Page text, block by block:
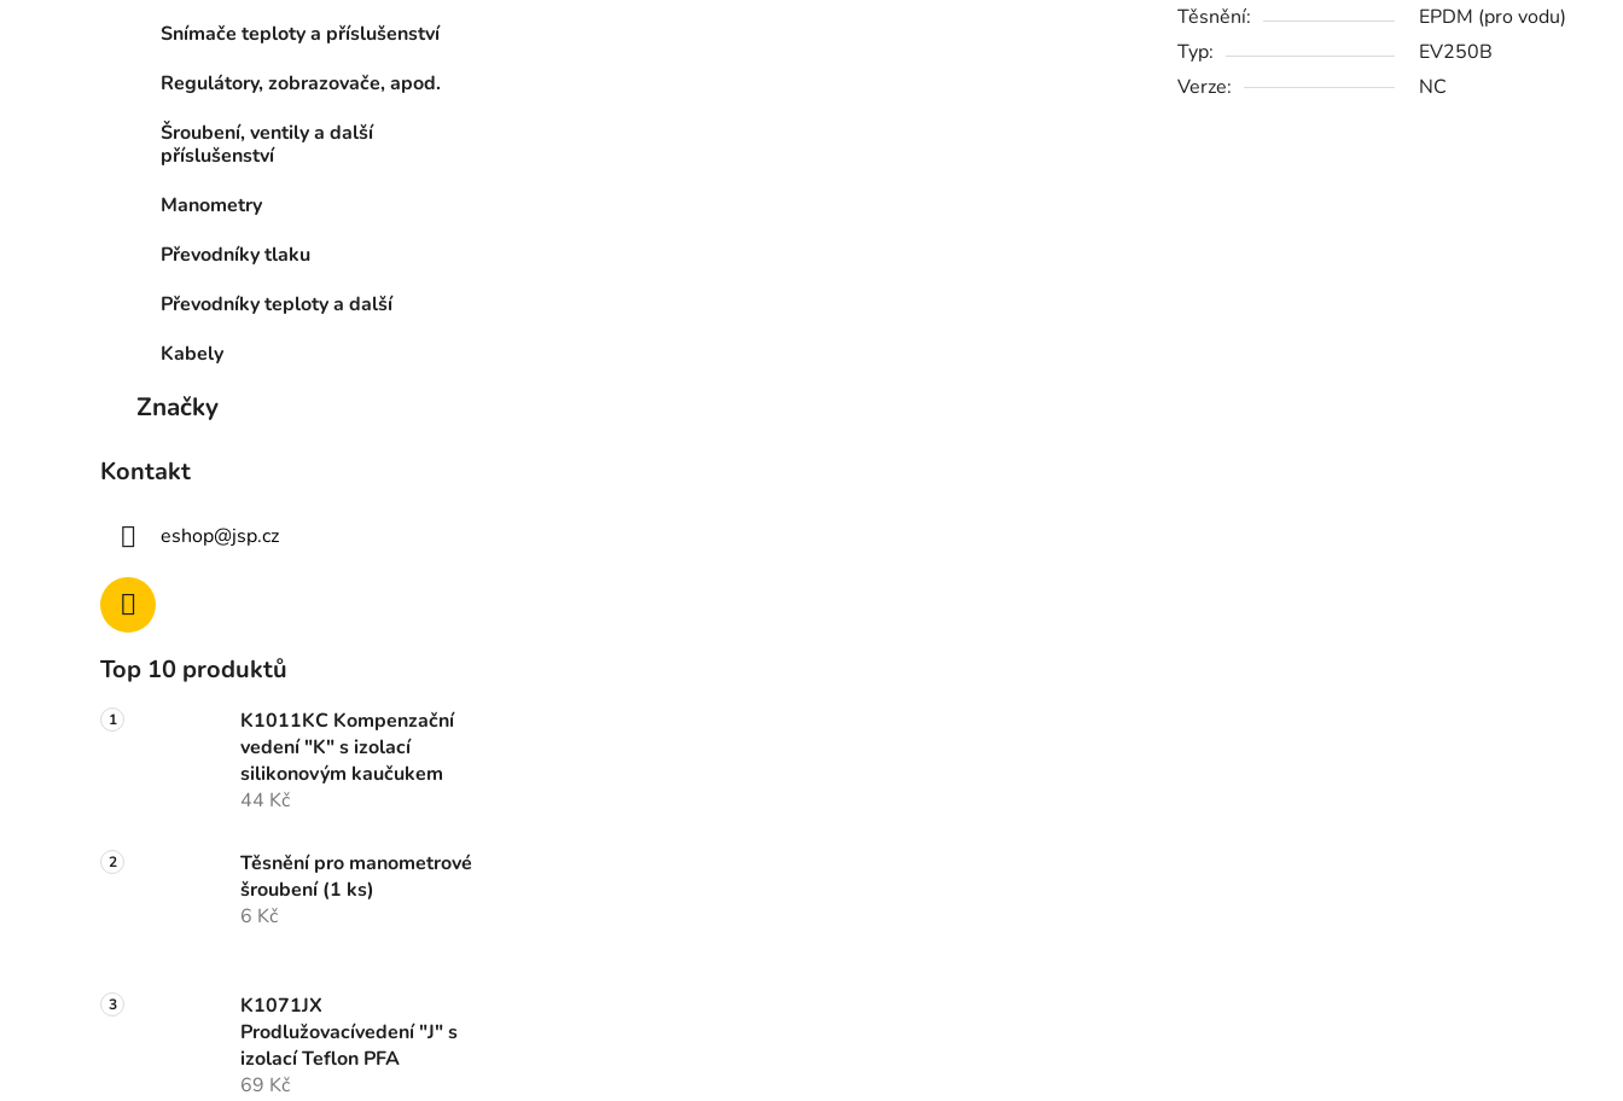
Snímače teploty a příslušenství
Regulátory, zobrazovače, apod.
Šroubení, ventily a další
příslušenství
Manometry
Převodníky tlaku
Převodníky teploty a další
Kabely
Značky
Kontakt
eshop@jsp.cz
Top 10 produktů
K1011KC Kompenzační
vedení "K" s izolací
silikonovým kaučukem
44 Kč
Těsnění pro manometrové
šroubení (1 ks)
6 Kč
K1071JX
Prodlužovacívedení "J" s
izolací Teflon PFA
69 Kč
Těsnění:
EPDM (pro vodu)
Typ:
EV250B
Verze:
NC